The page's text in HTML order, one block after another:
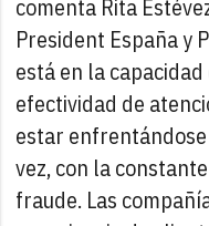
comenta Rita
President España y
está en la
efectividad de
estar
vez, con la
fraude. Las